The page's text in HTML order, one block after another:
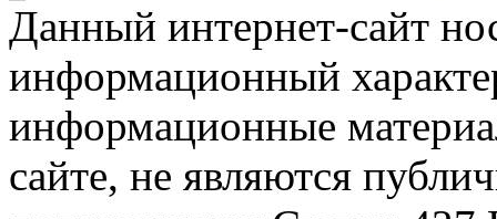
Данный интернет-сайт
информационный
информационные
сайте, не являются